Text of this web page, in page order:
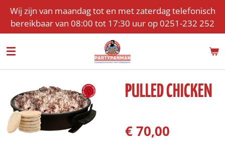
Ga
direct
naar
de
Wij zijn van maandag tot en met zaterdag telefonisch
bereikbaar van 08:00 tot 17:30 uur op 0251-232 252
PULLED CHICKEN
€ 70,00